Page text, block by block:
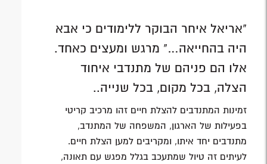
"אריאל איחר הבוקר ללימודים כי אבא
היה בהחייאה…" מרגש ומעצים כאחד.
אלו הם פניהם של מתנדבי איחוד
הצלה, בכל מקום, בכל שנייה..
זמינות המתנדבים להצלת חיים זהו מרכיב קריטי
בפעילות של הארגון, המשפחה של המתנדב,
מתנדבים יחד איתו, ומקריבים למען הצלת חיים.
לעיתים זה טיול שמתעכב בגלל מפגש עם תאונה,